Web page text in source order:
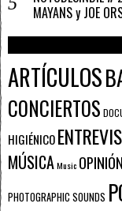
MAYANS y JOE
ARTÍCULOS
CONCIERTOS
HIGIÉNICO
MÚSICAMusic OPINIÓN
PHOTOGRAPHIC SOUNDS